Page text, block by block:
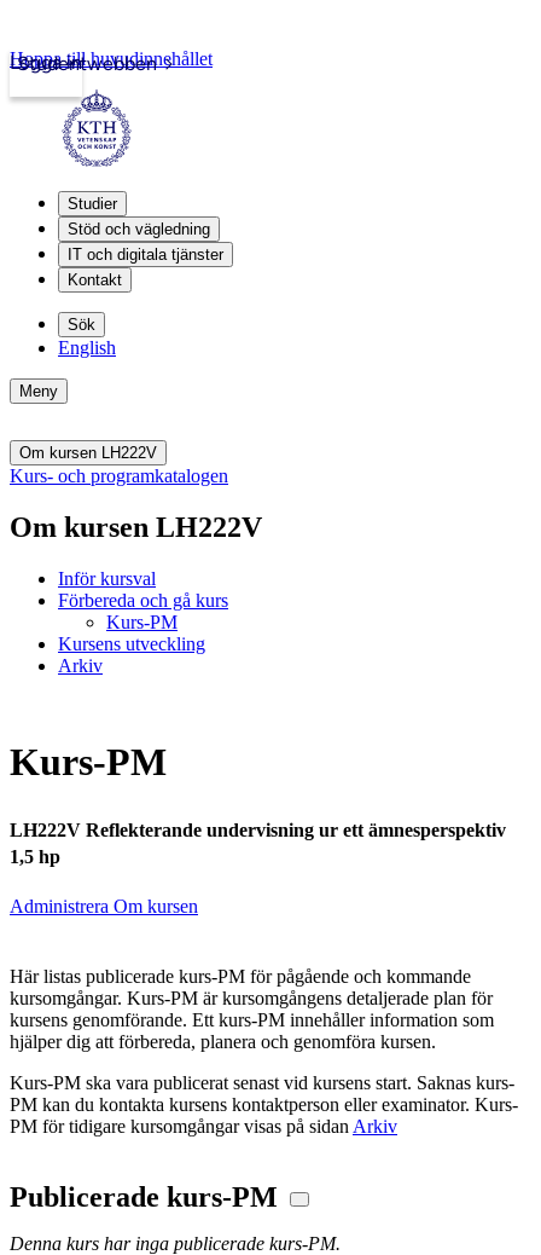
Studentwebben
Logga in
Hoppa till huvudinnehållet
Studier
Stöd och vägledning
IT och digitala tjänster
Kontakt
Sök
English
Meny
Om kursen LH222V
Kurs- och programkatalogen
Om kursen LH222V
Inför kursval
Förbereda och gå kurs
Kurs-PM
Kursens utveckling
Arkiv
Kurs-PM
LH222V Reflekterande undervisning ur ett ämnesperspektiv
1,5 hp
Administrera Om kursen
Här listas publicerade kurs-PM för pågående och kommande
kursomgångar. Kurs-PM är kursomgångens detaljerade plan för
kursens genomförande. Ett kurs-PM innehåller information som
hjälper dig att förbereda, planera och genomföra kursen.
Kurs-PM ska vara publicerat senast vid kursens start. Saknas kurs-
PM kan du kontakta kursens kontaktperson eller examinator. Kurs-
PM för tidigare kursomgångar visas på sidan Arkiv
Publicerade kurs-PM
Denna kurs har inga publicerade kurs-PM.